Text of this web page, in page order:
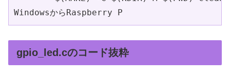
WindowsからRaspberry P
gpio_led.cのコード抜粋